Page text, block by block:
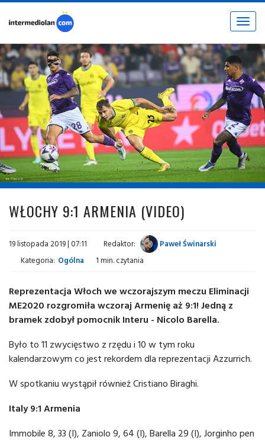
Toggle
fot. © inter.it
WŁOCHY 9:1 ARMENIA (VIDEO)
19 listopada 2019 | 07:11 Redaktor:
Paweł Świnarski
Kategoria: Ogólna 1 min. czytania
Reprezentacja Włoch we wczorajszym meczu Eliminacji
ME2020 rozgromiła wczoraj Armenię aż 9:1! Jedną z
bramek zdobył pomocnik Interu - Nicolo Barella.
Było to 11 zwycięstwo z rzędu i 10 w tym roku
kalendarzowym co jest rekordem dla reprezentacji Azzurrich.
W spotkaniu wystąpił również Cristiano Biraghi.
Italy 9:1 Armenia
Immobile 8, 33 (I), Zaniolo 9, 64 (I), Barella 29 (I), Jorginho pen